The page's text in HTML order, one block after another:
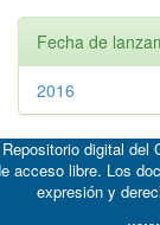
Fecha de
2016
digital del
acceso libre. Los
expresión y